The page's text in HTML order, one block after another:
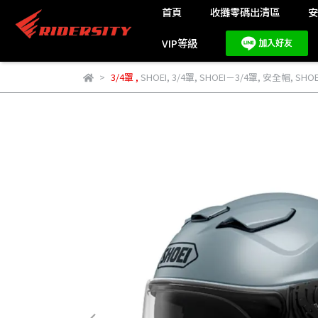
首頁 收攤零碼出清區
VIP等級
3/4罩, SHOEI, 3/4罩, SHOEI－3/4罩, 安全帽,